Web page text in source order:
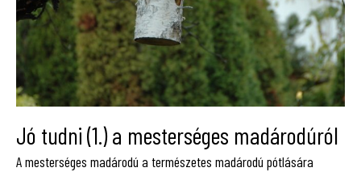
Jó tudni (1.) a mesterséges madárodúról
A mesterséges madárodú a természetes madárodú pótlására